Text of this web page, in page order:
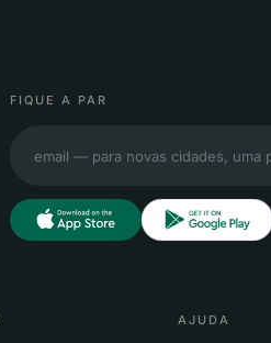
FIQUE A PAR
AJUDA